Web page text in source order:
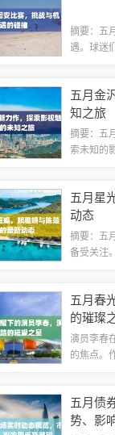
摘要：五
遇。球迷
是展示球
的...
五月金
知之旅
摘要：五
索未知的
新潮流。
五月星
动态
摘要：五
备受关注
赖雅妍，
五月春
的璀璨
演员李春
的焦点。
目的焦点
五月债
势、影